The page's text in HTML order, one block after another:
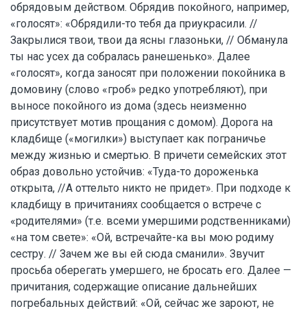
обрядовым действом. Обрядив покойного, например,
«голосят»: «Обрядили-то тебя да приукрасили. //
Закрылися твои, твои да ясны глазоньки, // Обманула
ты нас усех да собралась ранешенько». Далее
«голосят», когда заносят при положении покойника в
домовину (слово «гроб» редко употребляют), при
выносе покойного из дома (здесь неизменно
присутствует мотив прощания с домом). Дорога на
кладбище («могилки») выступает как пограничье
между жизнью и смертью. В причети семейских этот
образ довольно устойчив: «Туда-то дороженька
открыта, //А оттельто никто не придет». При подходе к
кладбищу в причитаниях сообщается о встрече с
«родителями» (т.е. всеми умершими родственниками)
«на том свете»: «Ой, встречайте-ка вы мою родиму
сестру. // Зачем же вы ей сюда сманили». Звучит
просьба оберегать умершего, не бросать его. Далее —
причитания, содержащие описание дальнейших
погребальных действий: «Ой, сейчас же зароют, не